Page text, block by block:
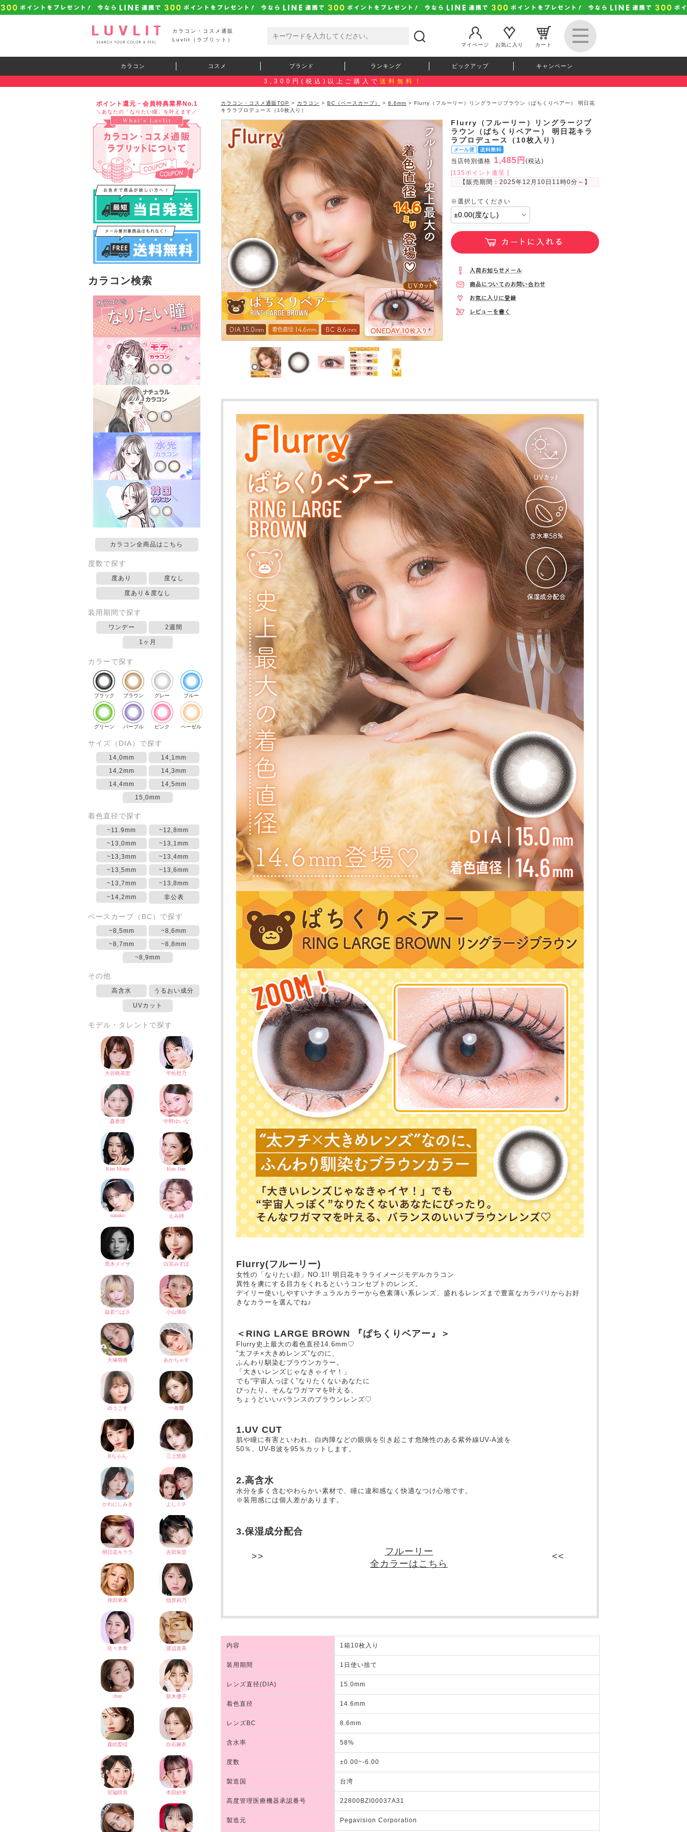
カラコン・コスメ通販
Luvlit（ラブリット）
マイページ
お気に入り カート
カラコン コスメ ブランド ランキング ピックアップ キャンペーン
3,300円(税込)以上ご購入で 送料無料！
ポイント還元・会員特典業界No.1
＼あなたの「なりたい瞳」を叶えます／
カラコン検索
カラコン全商品はこちら
度数で探す
度あり 度なし
度あり＆度なし
装用期間で探す
ワンデー 2週間
1ヶ月
カラーで探す
ブラック ブラウン グレー ブルー
グリーン パープル ピンク ヘーゼル
サイズ（DIA）で探す
14,0mm
14,1mm
14,2mm
14,3mm
14,4mm
14,5mm
15,0mm
着色直径で探す
~11.9mm
~12,8mm
~13,0mm
~13,1mm
~13,3mm
~13,4mm
~13,5mm
~13,6mm
~13,7mm
~13,8mm
~14,2mm
非公表
ベースカーブ（BC）で探す
~8,5mm
~8,6mm
~8,7mm
~8,8mm
~8,9mm
その他
高含水 うるおい成分
UVカット
モデル・タレントで探す
カラコン・コスメ通販TOP > カラコン > BC（ベースカーブ） > 8.6mm > Flurry（フルーリー）リングラージブラウン（ぱちくりベアー） 明日花
キララプロデュース（10枚入り）
Flurry（フルーリー）リングラージブ
ラウン（ぱちくりベアー） 明日花キラ
ラプロデュース（10枚入り）
当店特別価格 1,485円 (税込)
[135ポイント進呈 ]
【販売期間： 2025年12月10日11時0分 ～】
Flurry(フルーリー)
女性の「なりたい顔」NO.1!! 明日花キラライメージモデルカラコン
異性を虜にする目力をくれるというコンセプトのレンズ。
デイリー使いしやすいナチュラルカラーから色素薄い系レンズ、盛れるレンズまで豊富なカラバリからお好
きなカラーを選んでね♪
＜RING LARGE BROWN 『ぱちくりベアー』＞
Flurry史上最大の着色直径14.6mm♡
“太フチ×大きめレンズ”なのに、
ふんわり馴染むブラウンカラー。
「大きいレンズじゃなきゃイヤ！」
でも“宇宙人っぽく”なりたくないあなたに
ぴったり。そんなワガママを叶える、
ちょうどいいバランスのブラウンレンズ♡
1.UV CUT
肌や瞳に有害といわれ、白内障などの眼病を引き起こす危険性のある紫外線UV-A波を
50％、UV-B波を95％カットします。
2.高含水
水分を多く含むやわらかい素材で、瞳に違和感なく快適なつけ心地です。
※装用感には個人差があります。
3.保湿成分配合
フルーリー
全カラーはこちら
内容 1箱10枚入り
装用期間 1日使い捨て
レンズ直径(DIA) 15.0mm
着色直径 14.6mm
レンズBC 8.6mm
含水率 58%
度数 ±0.00~-6.00
製造国 台湾
高度管理医療機器承認番号 22800BZI00037A31
製造元 Pegavision Corporation